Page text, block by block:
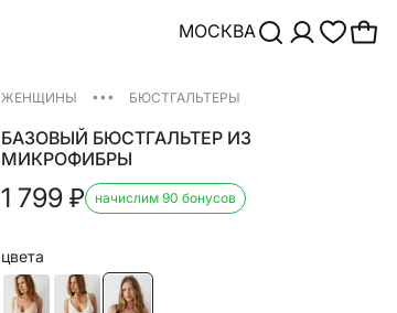
МОСКВА
ЖЕНЩИНЫ ••• БЮСТГАЛЬТЕРЫ
БАЗОВЫЙ БЮСТГАЛЬТЕР ИЗ
МИКРОФИБРЫ
1 799 ₽ начислим 90 бонусов
цвета